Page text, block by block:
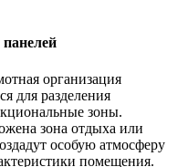
организация
для разделения
зоны.
зона отдыха или
особую атмосферу
помещения.